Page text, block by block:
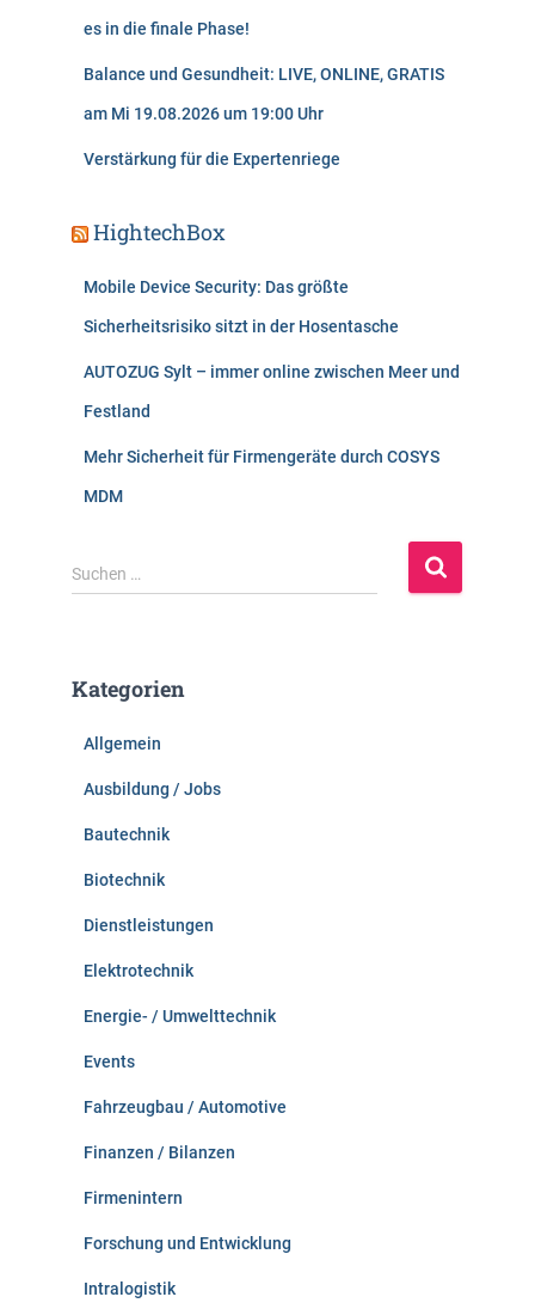
es in die finale Phase!
Balance und Gesundheit: LIVE, ONLINE, GRATIS
am Mi 19.08.2026 um 19:00 Uhr
Verstärkung für die Expertenriege
HightechBox
Mobile Device Security: Das größte
Sicherheitsrisiko sitzt in der Hosentasche
AUTOZUG Sylt – immer online zwischen Meer und
Festland
Mehr Sicherheit für Firmengeräte durch COSYS
MDM
S
u
n
Suchen …
Kategorien
Allgemein
Ausbildung / Jobs
Bautechnik
Biotechnik
Dienstleistungen
Elektrotechnik
Energie- / Umwelttechnik
Events
Fahrzeugbau / Automotive
Finanzen / Bilanzen
Firmenintern
Forschung und Entwicklung
Intralogistik